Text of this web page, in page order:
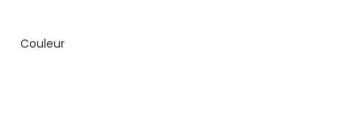
Couleur